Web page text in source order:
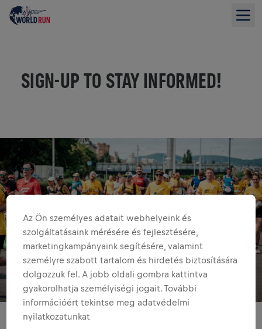
SIGN-UP TO STAY INFORMED!
Az Ön személyes adatait webhelyeink és
szolgáltatásaink mérésére és fejlesztésére,
marketingkampányaink segítésére, valamint
személyre szabott tartalom és hirdetés biztosítására
dolgozzuk fel. A jobb oldali gombra kattintva
gyakorolhatja személyiségi jogait. További
információért tekintse meg adatvédelmi
nyilatkozatunkat